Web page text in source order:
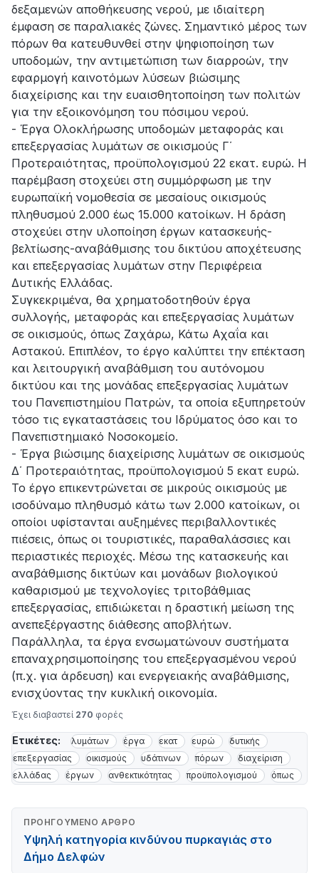
δεξαμενών αποθήκευσης νερού, με ιδιαίτερη
έμφαση σε παραλιακές ζώνες. Σημαντικό μέρος των
πόρων θα κατευθυνθεί στην ψηφιοποίηση των
υποδομών, την αντιμετώπιση των διαρροών, την
εφαρμογή καινοτόμων λύσεων βιώσιμης
διαχείρισης και την ευαισθητοποίηση των πολιτών
για την εξοικονόμηση του πόσιμου νερού.
- Έργα Ολοκλήρωσης υποδομών μεταφοράς και
επεξεργασίας λυμάτων σε οικισμούς Γ΄
Προτεραιότητας, προϋπολογισμού 22 εκατ. ευρώ. Η
παρέμβαση στοχεύει στη συμμόρφωση με την
ευρωπαϊκή νομοθεσία σε μεσαίους οικισμούς
πληθυσμού 2.000 έως 15.000 κατοίκων. Η δράση
στοχεύει στην υλοποίηση έργων κατασκευής-
βελτίωσης-αναβάθμισης του δικτύου αποχέτευσης
και επεξεργασίας λυμάτων στην Περιφέρεια
Δυτικής Ελλάδας.
Συγκεκριμένα, θα χρηματοδοτηθούν έργα
συλλογής, μεταφοράς και επεξεργασίας λυμάτων
σε οικισμούς, όπως Ζαχάρω, Κάτω Αχαΐα και
Αστακού. Επιπλέον, το έργο καλύπτει την επέκταση
και λειτουργική αναβάθμιση του αυτόνομου
δικτύου και της μονάδας επεξεργασίας λυμάτων
του Πανεπιστημίου Πατρών, τα οποία εξυπηρετούν
τόσο τις εγκαταστάσεις του Ιδρύματος όσο και το
Πανεπιστημιακό Νοσοκομείο.
- Έργα βιώσιμης διαχείρισης λυμάτων σε οικισμούς
Δ΄ Προτεραιότητας, προϋπολογισμού 5 εκατ ευρώ.
Το έργο επικεντρώνεται σε μικρούς οικισμούς με
ισοδύναμο πληθυσμό κάτω των 2.000 κατοίκων, οι
οποίοι υφίστανται αυξημένες περιβαλλοντικές
πιέσεις, όπως οι τουριστικές, παραθαλάσσιες και
περιαστικές περιοχές. Μέσω της κατασκευής και
αναβάθμισης δικτύων και μονάδων βιολογικού
καθαρισμού με τεχνολογίες τριτοβάθμιας
επεξεργασίας, επιδιώκεται η δραστική μείωση της
ανεπεξέργαστης διάθεσης αποβλήτων.
Παράλληλα, τα έργα ενσωματώνουν συστήματα
επαναχρησιμοποίησης του επεξεργασμένου νερού
(π.χ. για άρδευση) και ενεργειακής αναβάθμισης,
ενισχύοντας την κυκλική οικονομία.
Έχει διαβαστεί 270 φορές
Ετικέτες: λυμάτων έργα εκατ ευρώ
δυτικής
επεξεργασίας
οικισμούς υδάτινων πόρων
διαχείριση
ελλάδας
έργων ανθεκτικότητας προϋπολογισμού όπως
ΠΡΟΗΓΟΎΜΕΝΟ ΆΡΘΡΟ
Υψηλή κατηγορία κινδύνου πυρκαγιάς στο
Δήμο Δελφών